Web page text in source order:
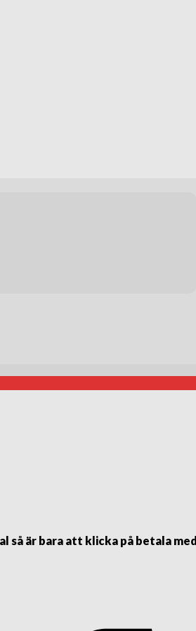
så är bara att klicka på betala med